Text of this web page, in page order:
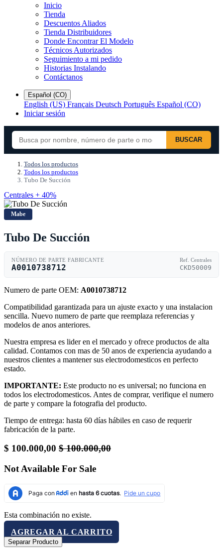
Inicio
Tienda
Descuentos Aliados
Tienda Distribuidores
Donde Encontrar El Modelo
Técnicos Autorizados
Seguimiento a mi pedido
Historias Instalando
Contáctanos
Español (CO)
English (US) Français Deutsch Português Español (CO)
Iniciar sesión
BUSCAR
Todos los productos
Todos los productos
Tubo De Succión
Centrales + 40%
Mabe
Tubo De Succión
NÚMERO DE PARTE FABRICANTE
A0010738712
Ref. Centrales
CKD50009
Numero de parte OEM: A0010738712
Compatibilidad garantizada para un ajuste exacto y una instalacion
sencilla. Nuevo numero de parte que reemplaza referencias y
modelos de anos anteriores.
Nuestra empresa es lider en el mercado y ofrece productos de alta
calidad. Contamos con mas de 50 anos de experiencia ayudando a
nuestros clientes a mantener sus electrodomesticos en perfecto
estado.
IMPORTANTE: Este producto no es universal; no funciona en
todos los electrodomesticos. Antes de comprar, verifique el numero
de parte y compare la fotografia del producto.
Tiempo de entrega: hasta 60 días hábiles en caso de requerir
fabricación de la parte.
$ 100.000,00 $100.000,00
Not Available For Sale
Esta combinación no existe.
AGREGAR AL CARRITO
Separar Producto